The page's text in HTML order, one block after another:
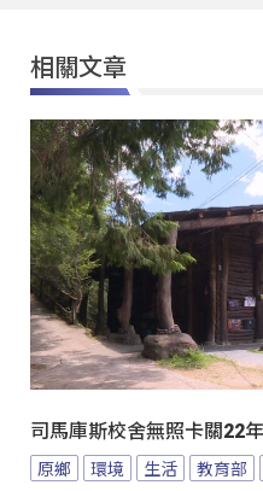
相關文章
司馬庫斯校舍無照卡關22
原鄉 環境 生活 教育部